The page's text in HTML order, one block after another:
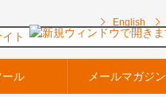
English
ール メールマガジン
ト